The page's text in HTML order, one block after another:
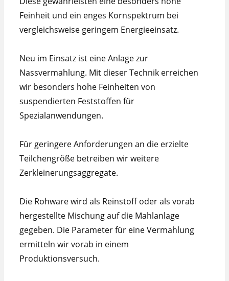
Feinheit und ein enges Kornspektrum bei
vergleichsweise geringem Energieeinsatz.
Neu im Einsatz ist eine Anlage zur
Nassvermahlung. Mit dieser Technik erreichen
wir besonders hohe Feinheiten von
suspendierten Feststoffen für
Spezialanwendungen.
Für geringere Anforderungen an die erzielte
Teilchengröße betreiben wir weitere
Zerkleinerungsaggregate.
Die Rohware wird als Reinstoff oder als vorab
hergestellte Mischung auf die Mahlanlage
gegeben. Die Parameter für eine Vermahlung
ermitteln wir vorab in einem
Produktionsversuch.